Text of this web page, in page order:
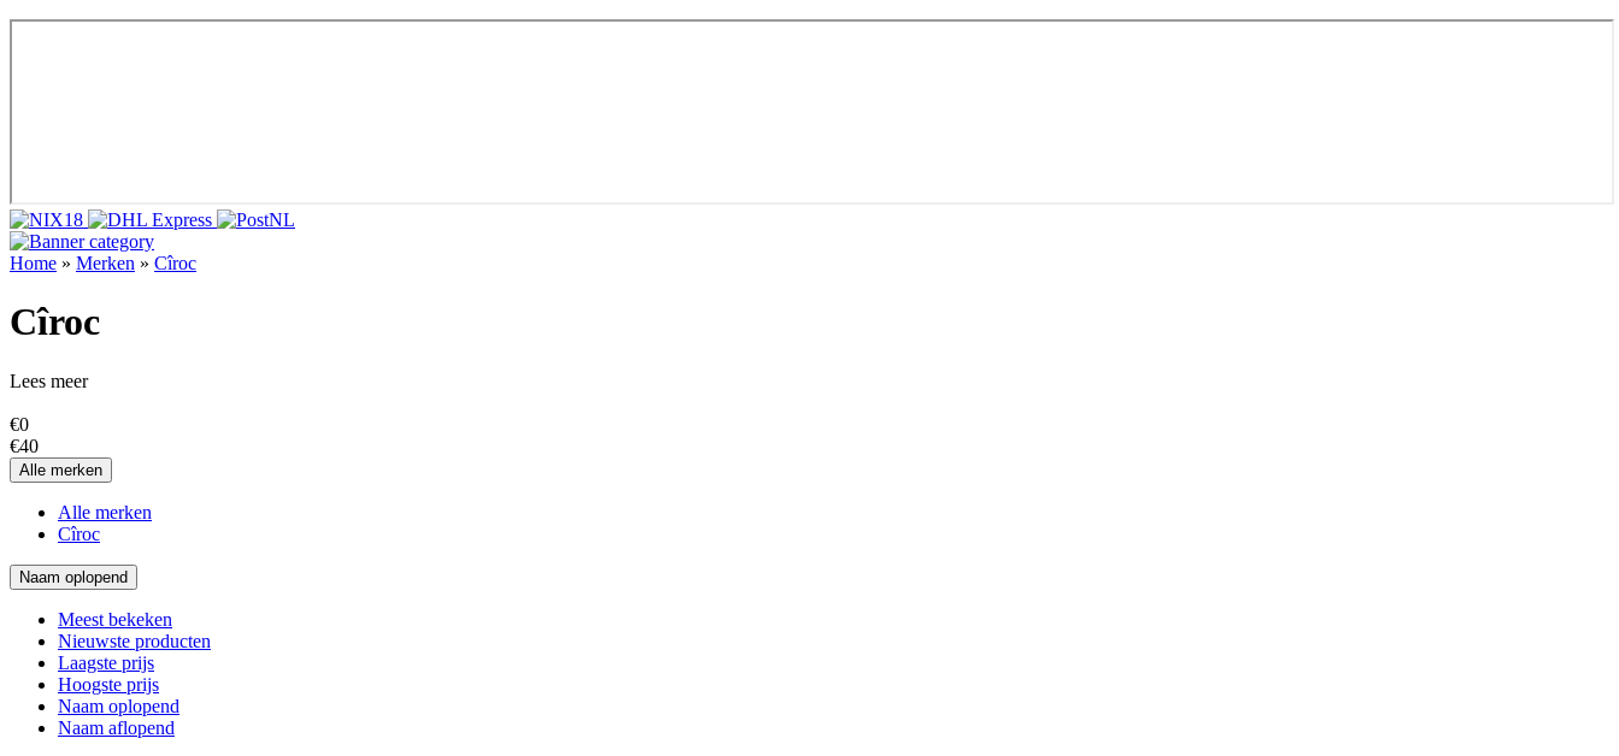
Home » Merken » Cîroc
Cîroc
Lees meer
€0
€40
Alle merken
Alle merken
Cîroc
Naam oplopend
Meest bekeken
Nieuwste producten
Laagste prijs
Hoogste prijs
Naam oplopend
Naam aflopend